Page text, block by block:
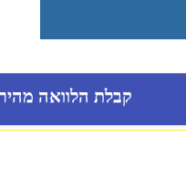
קבלת הלוואה